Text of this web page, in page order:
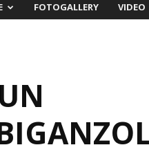
FOTOGALLERY VIDEO